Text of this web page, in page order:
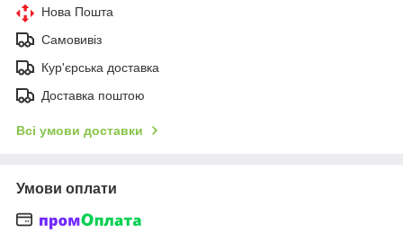
Нова Пошта
Самовивіз
Кур'єрська доставка
Доставка поштою
Всі умови доставки
Умови оплати